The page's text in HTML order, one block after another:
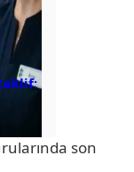
son